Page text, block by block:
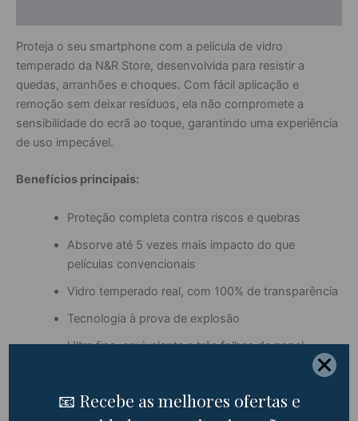
Proteja o seu smartphone com a película de vidro
temperado da N&R Store, desenvolvida para resistir a
quedas, arranhões e choques. Com fácil aplicação e
remoção sem deixar resíduos, ela não compromete a
sensibilidade do ecrã ao toque, garantindo uma experiência
de uso impecável.
Benefícios principais:
Proteção completa contra riscos e quebras
Absorve até 5 vezes mais impacto do que
películas convencionais
Vidro temperado real, com 100% de transparência
Tecnologia à prova de explosão
Ultra fina, equivalente a três folhas de papel